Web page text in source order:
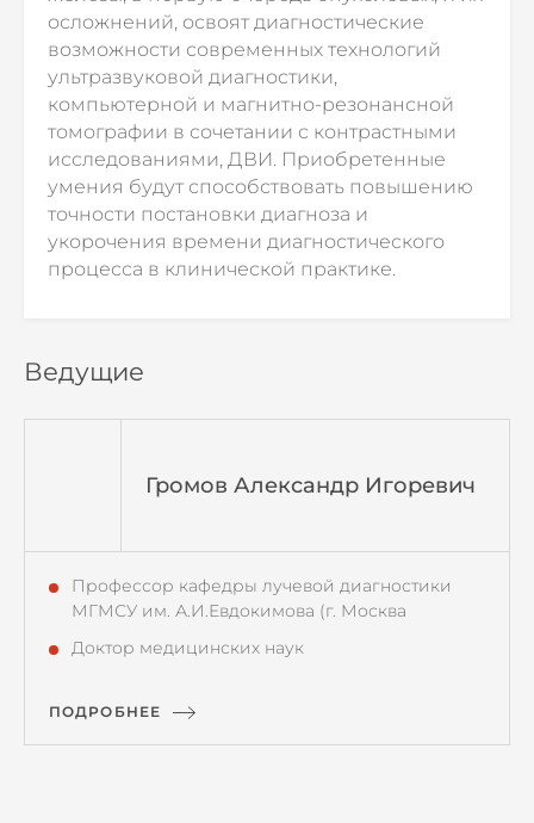
осложнений, освоят диагностические
возможности современных технологий
ультразвуковой диагностики,
компьютерной и магнитно-резонансной
томографии в сочетании с контрастными
исследованиями, ДВИ. Приобретенные
умения будут способствовать повышению
точности постановки диагноза и
укорочения времени диагностического
процесса в клинической практике.
Ведущие
Громов Александр Игоревич
Профессор кафедры лучевой диагностики
МГМСУ им. А.И.Евдокимова (г. Москва
Доктор медицинских наук
ПОДРОБНЕЕ